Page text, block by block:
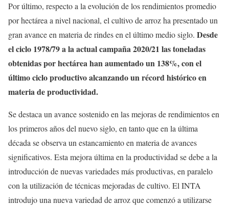
Por último, respecto a la evolución de los rendimientos promedio
por hectárea a nivel nacional, el cultivo de arroz ha presentado un
gran avance en materia de rindes en el último medio siglo. Desde
el ciclo 1978/79 a la actual campaña 2020/21 las toneladas
obtenidas por hectárea han aumentado un 138%, con el
último ciclo productivo alcanzando un récord histórico en
materia de productividad.
Se destaca un avance sostenido en las mejoras de rendimientos en
los primeros años del nuevo siglo, en tanto que en la última
década se observa un estancamiento en materia de avances
significativos. Esta mejora última en la productividad se debe a la
introducción de nuevas variedades más productivas, en paralelo
con la utilización de técnicas mejoradas de cultivo. El INTA
introdujo una nueva variedad de arroz que comenzó a utilizarse